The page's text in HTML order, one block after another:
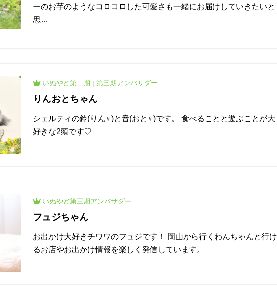
ーのお芋のようなコロコロした可愛さも一緒にお届けしていきたいと
思…
いぬやど第二期 | 第三期アンバサダー
りんおとちゃん
シェルティの鈴(りん♀)と音(おと♀)です。 食べることと遊ぶことが大
好きな2頭です♡
いぬやど第三期アンバサダー
フュジちゃん
お出かけ大好きチワワのフュジです！ 岡山から行くわんちゃんと行け
るお店やお出かけ情報を楽しく発信しています。